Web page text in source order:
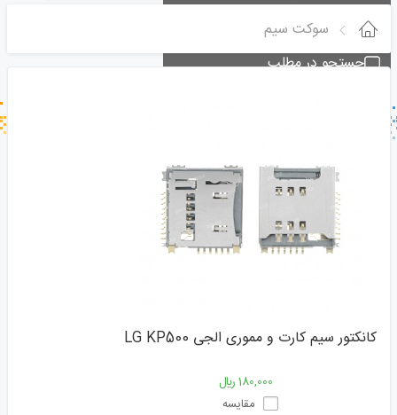
جستجو - تماس ها
جستجو در مطلب
سوکت سیم
کانکتور سیم کارت و مموری الجی LG KP500
180,000 ﷼
مقایسه